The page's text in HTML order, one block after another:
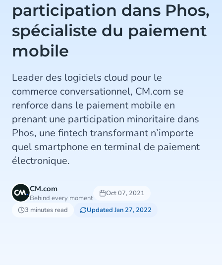
participation dans Phos,
spécialiste du paiement
mobile
Leader des logiciels cloud pour le
commerce conversationnel, CM.com se
renforce dans le paiement mobile en
prenant une participation minoritaire dans
Phos, une fintech transformant n’importe
quel smartphone en terminal de paiement
électronique.
CM.com
Behind every moment
Oct 07, 2021
3 minutes read
Updated Jan 27, 2022